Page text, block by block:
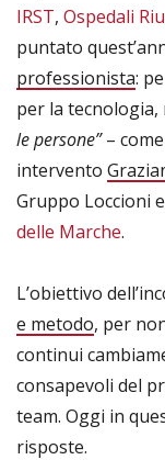
IRST, Ospedali
puntato
professionista:
per la tecnologia,
le persone”–
intervento
Gruppo Loccioni
delle Marche.
L’obiettivo
e metodo, per
continui
consapevoli del
team. Oggi in
risposte.